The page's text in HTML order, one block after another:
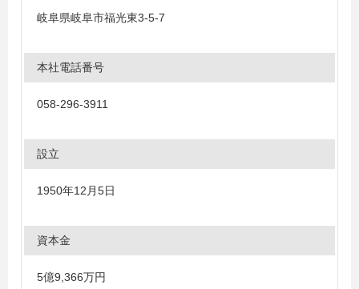
岐阜県岐阜市福光東3-5-7
本社電話番号
058-296-3911
設立
1950年12月5日
資本金
5億9,366万円